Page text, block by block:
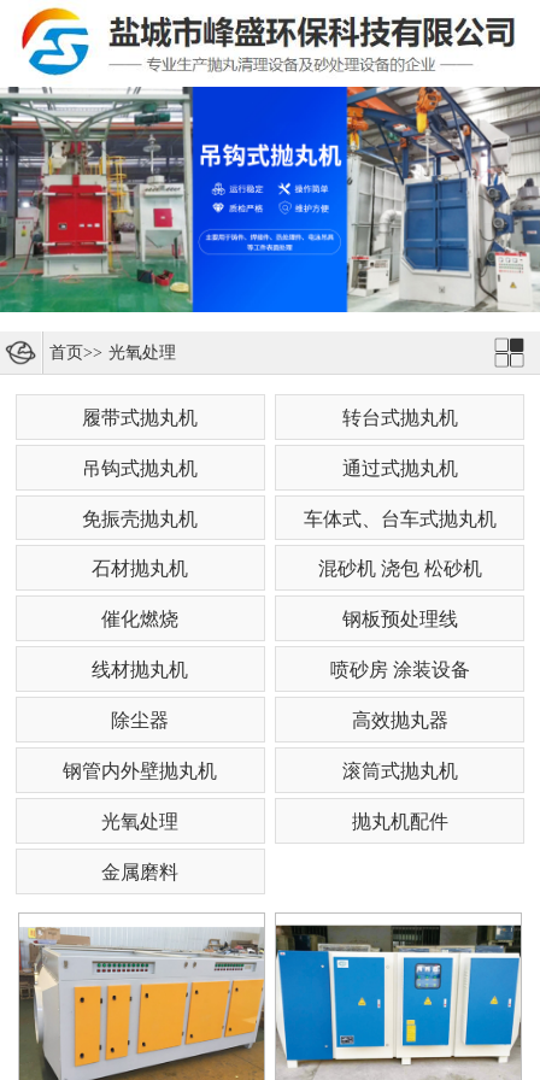
首页>> 光氧处理
履带式抛丸机 转台式抛丸机
吊钩式抛丸机 通过式抛丸机
免振壳抛丸机 车体式、台车式抛丸机
石材抛丸机 混砂机 浇包 松砂机
催化燃烧 钢板预处理线
线材抛丸机 喷砂房 涂装设备
除尘器 高效抛丸器
钢管内外壁抛丸机 滚筒式抛丸机
光氧处理 抛丸机配件
金属磨料